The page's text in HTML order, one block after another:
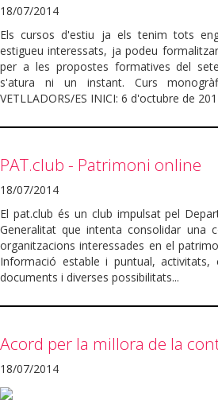
18/07/2014
Els cursos d'estiu ja els tenim tots
estigueu interessats, ja podeu
per a les propostes formatives del
s'atura ni un instant. Curs
VETLLADORS/ES INICI: 6 d'octubre de
PAT.club - Patrimoni online
18/07/2014
El pat.club és un club impulsat pel
Generalitat que intenta consolidar una
organitzacions interessades en el
Informació estable i puntual, activitats,
documents i diverses possibilitats...
Acord per la millora de la
18/07/2014